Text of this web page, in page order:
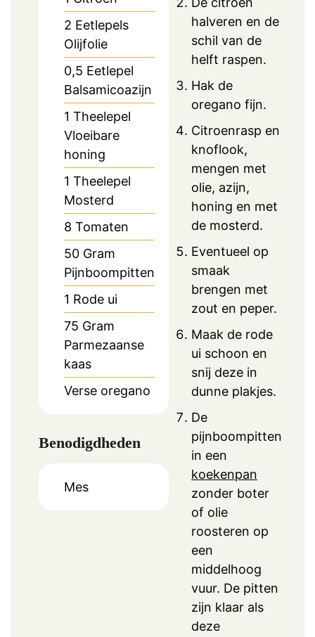
2 Eetlepels
Olijfolie
0,5 Eetlepel
Balsamicoazijn
1 Theelepel
Vloeibare
honing
1 Theelepel
Mosterd
8 Tomaten
50 Gram
Pijnboompitten
1 Rode ui
75 Gram
Parmezaanse
kaas
Verse oregano
Benodigdheden
Mes
halveren en de
schil van de
helft raspen.
Hak de
oregano fijn.
Citroenrasp en
knoflook,
mengen met
olie, azijn,
honing en met
de mosterd.
Eventueel op
smaak
brengen met
zout en peper.
Maak de rode
ui schoon en
snij deze in
dunne plakjes.
De
pijnboompitten
in een
koekenpan
zonder boter
of olie
roosteren op
een
middelhoog
vuur. De pitten
zijn klaar als
deze